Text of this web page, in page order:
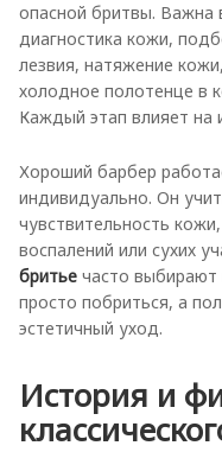
опасной бритвы. Важна
диагностика кожи,
лезвия, натяжение
холодное полотенце в
Каждый этап влияет на
Хороший барбер
индивидуально. Он
чувствительность
воспалений или сухих
бритье часто
просто побриться, а
эстетичный уход.
История и